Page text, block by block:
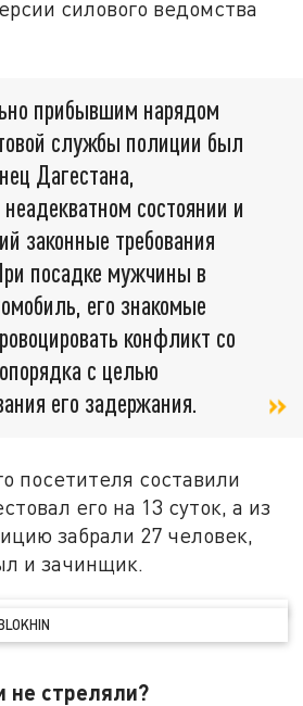
силового ведомства
прибывшим нарядом
службы полиции был
Дагестана,
состоянии и
законные требования
посадке мужчины в
его знакомые
конфликт со
с целью
его задержания.
посетителя составили
его на 13 суток, а из
забрали 27 человек,
и зачинщик.
не стреляли?